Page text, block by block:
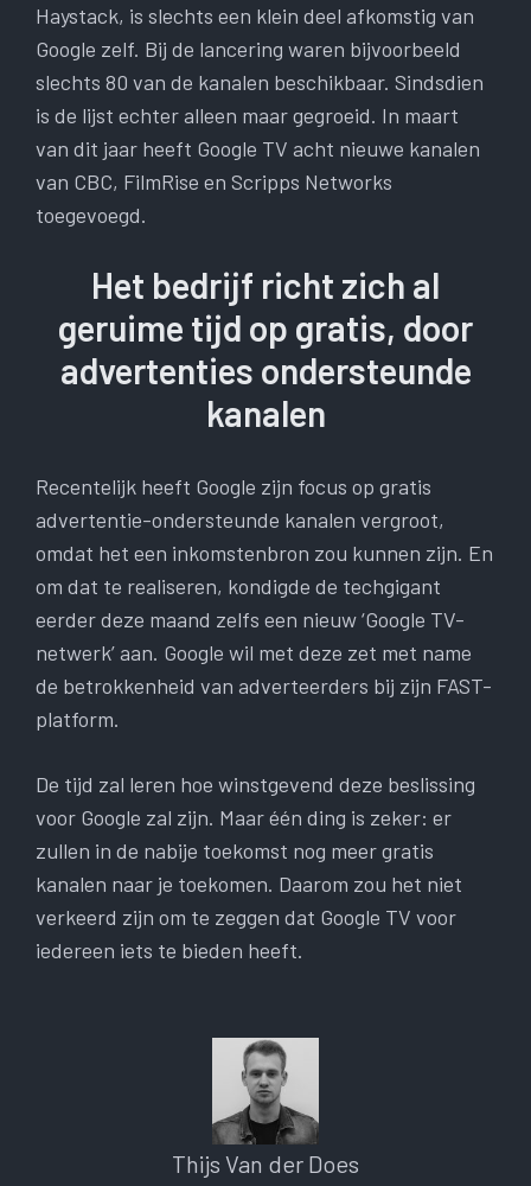
Haystack, is slechts een klein deel afkomstig van
Google zelf. Bij de lancering waren bijvoorbeeld
slechts 80 van de kanalen beschikbaar. Sindsdien
is de lijst echter alleen maar gegroeid. In maart
van dit jaar heeft Google TV acht nieuwe kanalen
van CBC, FilmRise en Scripps Networks
toegevoegd.
Het bedrijf richt zich al
geruime tijd op gratis, door
advertenties ondersteunde
kanalen
Recentelijk heeft Google zijn focus op gratis
advertentie-ondersteunde kanalen vergroot,
omdat het een inkomstenbron zou kunnen zijn. En
om dat te realiseren, kondigde de techgigant
eerder deze maand zelfs een nieuw ‘Google TV-
netwerk’ aan. Google wil met deze zet met name
de betrokkenheid van adverteerders bij zijn FAST-
platform.
De tijd zal leren hoe winstgevend deze beslissing
voor Google zal zijn. Maar één ding is zeker: er
zullen in de nabije toekomst nog meer gratis
kanalen naar je toekomen. Daarom zou het niet
verkeerd zijn om te zeggen dat Google TV voor
iedereen iets te bieden heeft.
Thijs Van der Does